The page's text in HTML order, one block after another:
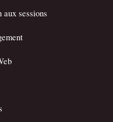
sessions